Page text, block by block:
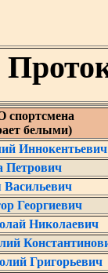
белыми)
Иннокентьевич
Петрович
Васильевич
Георгиевич
Николаевич
Григорьевич